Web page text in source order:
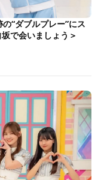
“ダブルプレー”にス
で会いましょう＞